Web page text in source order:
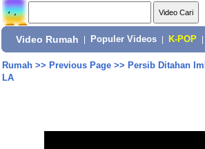
Video Rumah Populer Videos K-POP
Rumah>> Previous Page>> Persib Ditahan
LA